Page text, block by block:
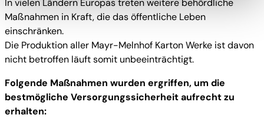
die oben beschriebene Übermittlung nicht statt.
In vielen Ländern Europas treten weitere behördliche
Maßnahmen in Kraft, die das öffentliche Leben
einschränken.
Die Produktion aller Mayr-Melnhof Karton Werke ist davon
nicht betroffen läuft somit unbeeinträchtigt.
Folgende Maßnahmen wurden ergriffen, um die
bestmögliche Versorgungssicherheit aufrecht zu
erhalten: